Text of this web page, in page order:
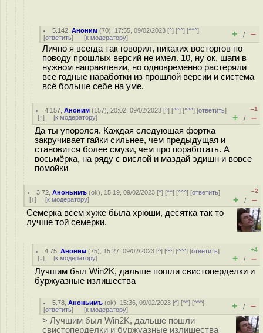
5.142 ,Аноним (70), 17:55, 09/02/2023 [^] [^^] [^^^]
[ответить] [к модератору] + / –
Лично я всегда так говорил, никаких восторгов по
поводу прошлых версий не имел. 10, ну ок, шаги в
нужном направлении, но одновременно растеряли
все годные наработки из прошлой версии и система
всё больше себе на уме.
4.157 ,Аноним (157), 20:02, 09/02/2023 [^] [^^] [^^^] [ответить]
[↑] [к модератору]
–1
+ / –
Да ты упоролся. Каждая следующая фортка
закручивает гайки сильнее, чем предыдущая и
становится более смузи, чем про поработать. А
восьмёрка, на ряду с вислой и маздай эдишн и вовсе
помойки
3.72 ,Аноньимъ (ok), 15:19, 09/02/2023 [^] [^^] [^^^] [ответить]
[↑] [к модератору]
–2
+ / –
Семерка всем хуже была хрюши, десятка так то
лучше той семерки.
4.75 ,Аноним (75), 15:27, 09/02/2023 [^] [^^] [^^^] [ответить]
[↓] [к модератору]
+4
+ / –
Лучшим был Win2K, дальше пошли свистоперделки и
буржуазные излишества
5.78 ,Аноньимъ (ok), 15:36, 09/02/2023 [^] [^^] [^^^]
[ответить] [к модератору] + / –
> Лучшим был Win2K, дальше пошли
свистоперделки и буржуазные излишества